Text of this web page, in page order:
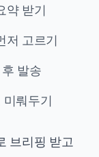
약 받기
저 고르기
발송
뤄두기
브리핑 받고